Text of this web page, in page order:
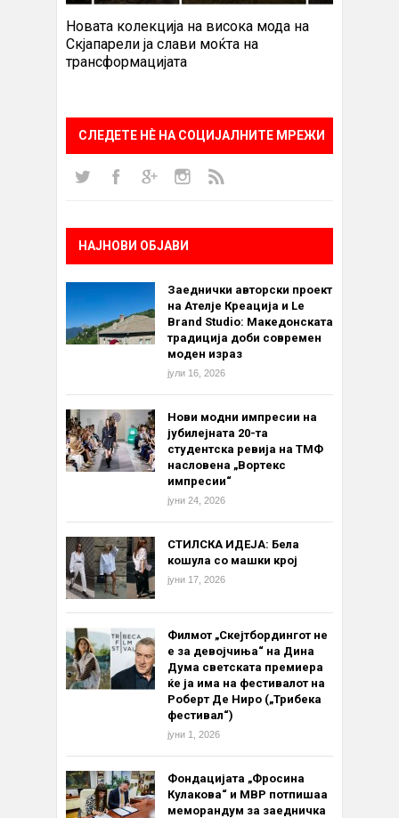
Новата колекција на висока мода на
Скјапарели ја слави моќта на
трансформацијата
СЛЕДЕТЕ НÈ НА СОЦИЈАЛНИТЕ МРЕЖИ
НАЈНОВИ ОБЈАВИ
Заеднички авторски проект
на Ателје Креација и Le
Brand Studio: Македонската
традиција доби современ
моден израз
јули 16, 2026
Нови модни импресии на
јубилејната 20-та
студентска ревија на ТМФ
насловена „Вортекс
импресии“
јуни 24, 2026
СТИЛСКА ИДЕЈА: Бела
кошула со машки крој
јуни 17, 2026
Филмот „Скејтбордингот не
е за девојчиња“ на Дина
Дума светската премиера
ќе ја има на фестивалот на
Роберт Де Ниро („Трибека
фестивал“)
јуни 1, 2026
Фондацијата „Фросина
Кулакова“ и МВР потпишаа
меморандум за заедничка